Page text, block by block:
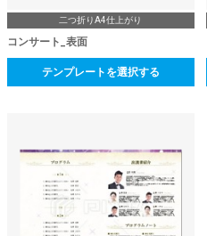
二つ折りA4仕上がり
コンサート_表面
テンプレートを選択する